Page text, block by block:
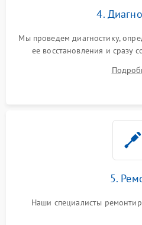
4.
Мы проведем диагностику,
ее восстановления и сразу
5.
Наши специалисты